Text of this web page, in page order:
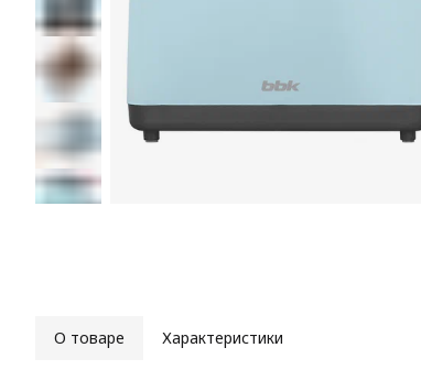
О товаре Характеристики